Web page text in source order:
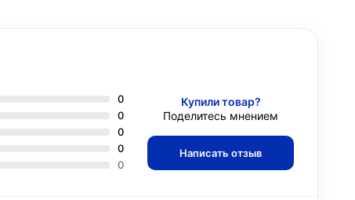
0
0
0
0
0
Купили товар?
Поделитесь мнением
Написать отзыв